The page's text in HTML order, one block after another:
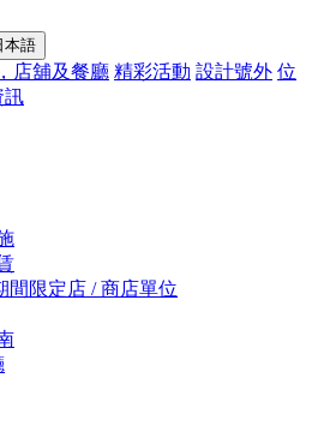
本語
店舖及餐廳 精彩活動 設計號外 位
訊
間限定店 / 商店單位